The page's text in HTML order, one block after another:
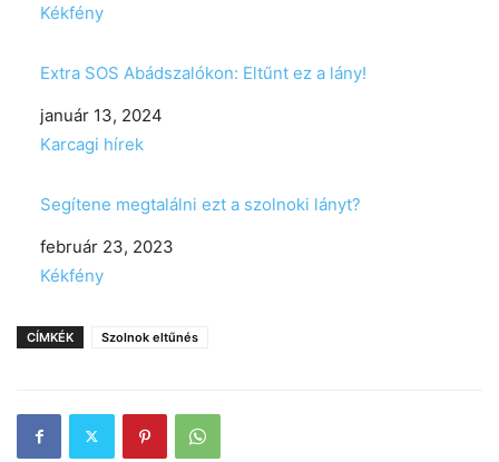
In relation to
Kékfény
Extra SOS Abádszalókon: Eltűnt ez a lány!
Date
január 13, 2024
In relation to
Karcagi hírek
Segítene megtalálni ezt a szolnoki lányt?
Date
február 23, 2023
In relation to
Kékfény
CÍMKÉK Szolnok eltűnés